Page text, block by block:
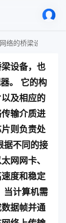
设备，也
。 它的构
及相应的
输介质进
则负责处
据不同的接
网网卡、
度和稳定
当计算机需
据帧并通